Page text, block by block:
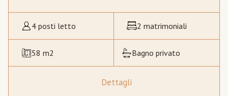
4 posti letto 2 matrimoniali
58 m2 Bagno privato
Dettagli